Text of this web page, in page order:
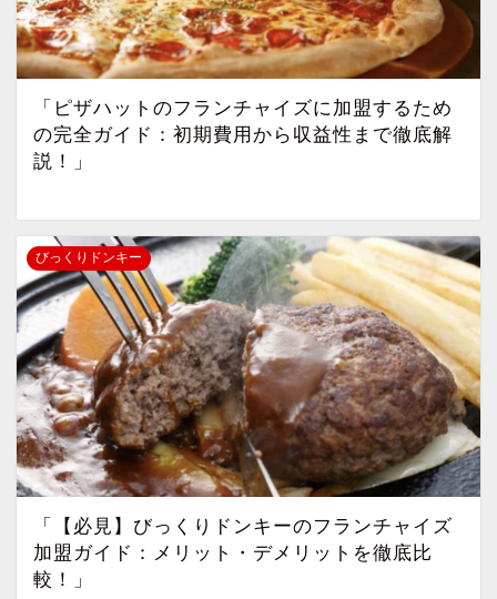
「ピザハットのフランチャイズに加盟するため
の完全ガイド：初期費用から収益性まで徹底解
説！」
びっくりドンキー
「【必見】びっくりドンキーのフランチャイズ
加盟ガイド：メリット・デメリットを徹底比
較！」